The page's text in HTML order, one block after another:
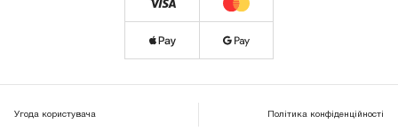
Угода користувача Політика конфіденційності